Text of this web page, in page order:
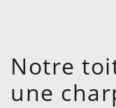
Notre
une